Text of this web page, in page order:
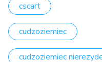
cscart
cudzoziemiec
cudzoziemiec